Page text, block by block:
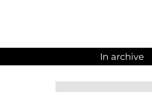
In archive